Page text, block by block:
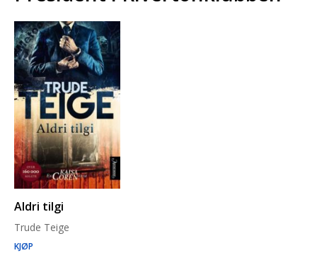
Aldri tilgi
Trude Teige
KJØP